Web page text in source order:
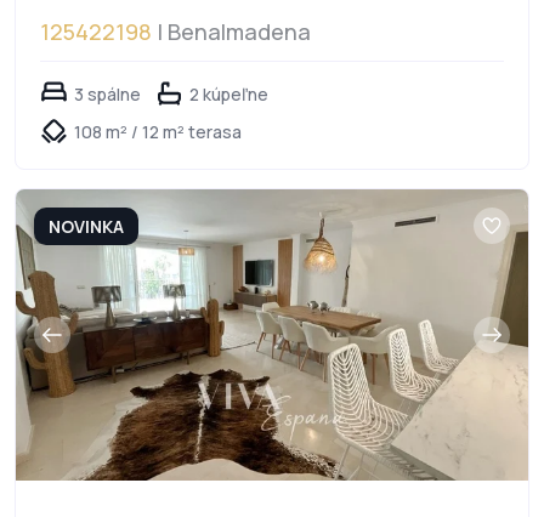
125422198 | Benalmadena
3 spálne
2 kúpeľne
108 m² / 12 m² terasa
NOVINKA